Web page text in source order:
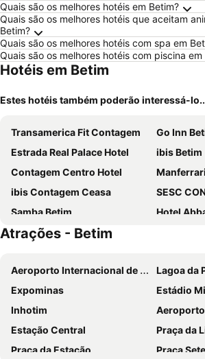
Quais são os melhores hotéis em Betim?
Quais são os melhores hotéis que aceitam
Betim?
Quais são os melhores hotéis com spa em
Quais são os melhores hotéis com piscina em
Hotéis em Betim
Estes hotéis também poderão interessá-
Transamerica Fit Contagem
Go Inn
Estrada Real Palace Hotel
ibis Betim
Contagem Centro Hotel
ibis Contagem Ceasa
SESC
Samba Betim
Hotel
Hotel Industrial Contagem
Motel Orion - Belo Horizonte
Motel
Abba Hotel
Hotel Maia
Hotel Primavera Betim
Motel
Actuall Convention Hotel
Hotel
Vista Inn Express Contagem
OYO Ibituruna
Atrações - Betim
Aeroporto Internacional de Belo Horizonte-Confins
Lagoa da
Expominas
Estádio Mineirão
Inhotim
Aeroporto da
Estação Central
Praça da
Praça da Estação
Praça